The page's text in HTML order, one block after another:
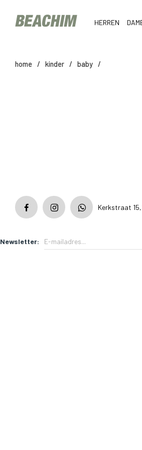
HERREN
home / kinder / baby /
Kerkstraat
Newsletter: